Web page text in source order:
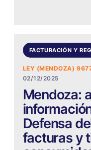
FACTURACIÓN Y
LEY (MENDOZA)
02/12/2025
Mendoza:
Defensa
facturas y